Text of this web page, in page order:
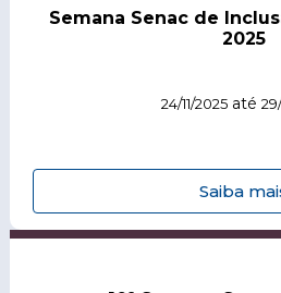
Semana Senac de
2025
24/11/2025até
Saiba